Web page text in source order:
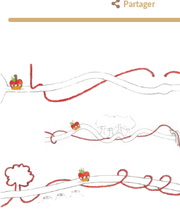
Partager